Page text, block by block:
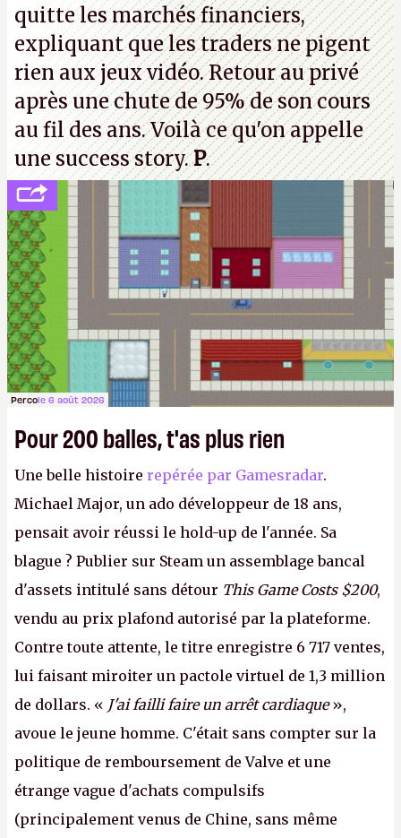
souvenirs d'enfance.P.
quitte les marchés financiers,
expliquant que les traders ne pigent
rien aux jeux vidéo. Retour au privé
après une chute de 95% de son cours
au fil des ans. Voilà ce qu'on appelle
une success story.P.
Percole 6 août 2026
Pour 200 balles, t'as plus rien
Une belle histoire repérée par Gamesradar.
Michael Major, un ado développeur de 18 ans,
pensait avoir réussi le hold-up de l'année. Sa
blague ? Publier sur Steam un assemblage bancal
d'assets intitulé sans détour This Game Costs $200,
vendu au prix plafond autorisé par la plateforme.
Contre toute attente, le titre enregistre 6 717 ventes,
lui faisant miroiter un pactole virtuel de 1,3 million
de dollars. « J'ai failli faire un arrêt cardiaque»,
avoue le jeune homme. C'était sans compter sur la
politique de remboursement de Valve et une
étrange vague d'achats compulsifs
(principalement venus de Chine, sans même